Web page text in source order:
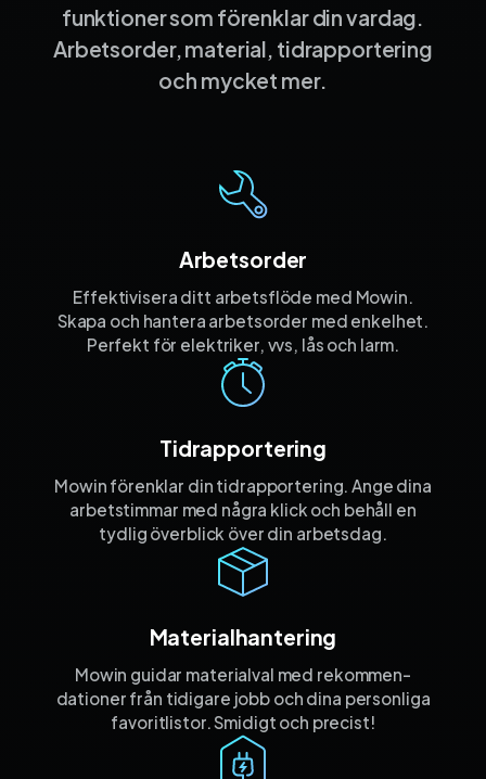
funktioner som förenklar din vardag.
Arbetsorder, material, tidrapportering
och mycket mer.
Arbetsorder
Effektivisera ditt arbetsflöde med Mowin.
Skapa och hantera arbetsorder med enkelhet.
Perfekt för elektriker, vvs, lås och larm.
Tidrapportering
Mowin förenklar din tidrapportering. Ange dina
arbetstimmar med några klick och behåll en
tydlig överblick över din arbetsdag.
Materialhantering
Mowin guidar materialval med rekommen­
dationer från tidigare jobb och dina personliga
favorit­listor. Smidigt och precist!